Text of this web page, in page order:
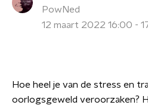
PowNed
12 maart 2022 16:00 -
Hoe heel je van de stress en
oorlogsgeweld veroorzaken?